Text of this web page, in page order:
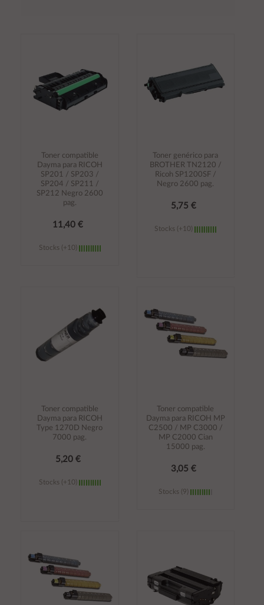
Toner compatible
Dayma para RICOH
SP201 / SP203 /
SP204 / SP211 /
SP212 Negro 2600
pag.
11,40 €
Stocks (+10)
Toner genérico para
BROTHER TN2120 /
Ricoh SP1200SF /
Negro 2600 pag.
5,75 €
Stocks (+10)
Toner compatible
Dayma para RICOH
Type 1270D Negro
7000 pag.
5,20 €
Stocks (+10)
Toner compatible
Dayma para RICOH MP
C2500 / MP C3000 /
MP C2000 Cian
15000 pag.
3,05 €
Stocks (9)